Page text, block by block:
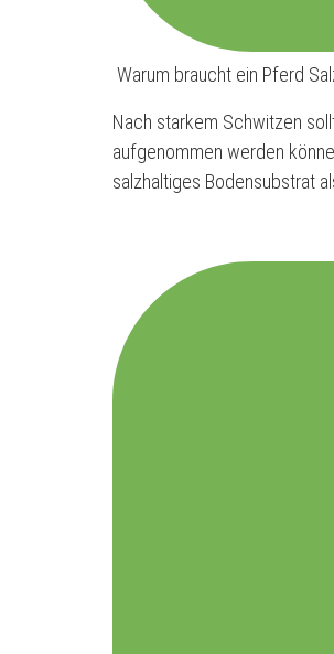
Warum braucht ein Pferd
Nach starkem Schwitzen
aufgenommen werden
salzhaltiges Bodensubstrat